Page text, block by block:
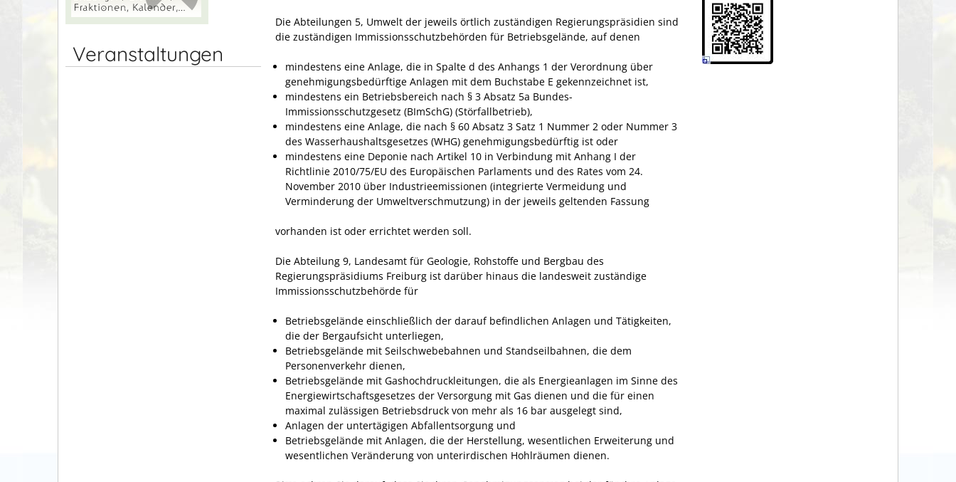
Veranstaltungen
Die Abteilungen 5, Umwelt der jeweils örtlich zuständigen Regierungspräsidien sind
die zuständigen Immissionsschutzbehörden für Betriebsgelände, auf denen
mindestens eine Anlage, die in Spalte d des Anhangs 1 der Verordnung über
genehmigungsbedürftige Anlagen mit dem Buchstabe E gekennzeichnet ist,
mindestens ein Betriebsbereich nach § 3 Absatz 5a Bundes-
Immissionsschutzgesetz (BImSchG) (Störfallbetrieb),
mindestens eine Anlage, die nach § 60 Absatz 3 Satz 1 Nummer 2 oder Nummer 3
des Wasserhaushaltsgesetzes (WHG) genehmigungsbedürftig ist oder
mindestens eine Deponie nach Artikel 10 in Verbindung mit Anhang I der
Richtlinie 2010/75/EU des Europäischen Parlaments und des Rates vom 24.
November 2010 über Industrieemissionen (integrierte Vermeidung und
Verminderung der Umweltverschmutzung) in der jeweils geltenden Fassung
vorhanden ist oder errichtet werden soll.
Die Abteilung 9, Landesamt für Geologie, Rohstoffe und Bergbau des
Regierungspräsidiums Freiburg ist darüber hinaus die landesweit zuständige
Immissionsschutzbehörde für
Betriebsgelände einschließlich der darauf befindlichen Anlagen und Tätigkeiten,
die der Bergaufsicht unterliegen,
Betriebsgelände mit Seilschwebebahnen und Standseilbahnen, die dem
Personenverkehr dienen,
Betriebsgelände mit Gashochdruckleitungen, die als Energieanlagen im Sinne des
Energiewirtschaftsgesetzes der Versorgung mit Gas dienen und die für einen
maximal zulässigen Betriebsdruck von mehr als 16 bar ausgelegt sind,
Anlagen der untertägigen Abfallentsorgung und
Betriebsgelände mit Anlagen, die der Herstellung, wesentlichen Erweiterung und
wesentlichen Veränderung von unterirdischen Hohlräumen dienen.